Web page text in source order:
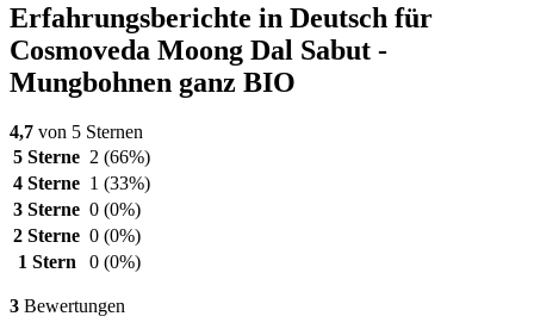
Erfahrungsberichte in Deutsch für
Cosmoveda Moong Dal Sabut -
Mungbohnen ganz BIO
4,7 von 5 Sternen
5 Sterne 2 (66%)
4 Sterne 1 (33%)
3 Sterne 0 (0%)
2 Sterne 0 (0%)
1 Stern
0 (0%)
3 Bewertungen